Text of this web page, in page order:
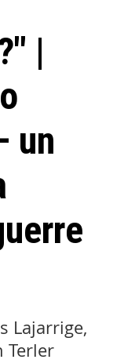
|
un
Lajarrige,
Terler